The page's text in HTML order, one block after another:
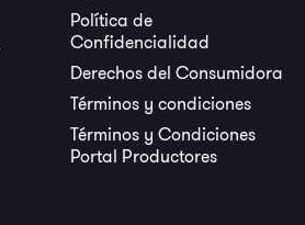
Política de
Confidencialidad
Derechos del Consumidora
Términos y condiciones
Términos y Condiciones
Portal Productores